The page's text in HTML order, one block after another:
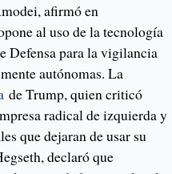
afirmó en
al uso de la tecnología
Defensa para la vigilancia
autónomas. La
de Trump, quien criticó
radical de izquierda y
que dejaran de usar su
declaró que